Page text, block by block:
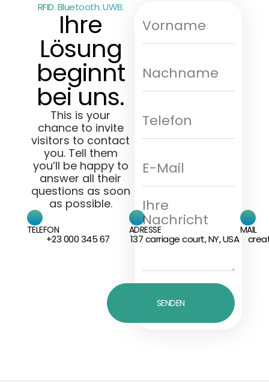
RFID. Bluetooth. UWB.
Ihre
Lösung
beginnt
bei uns.
This is your
chance to invite
visitors to contact
you. Tell them
you’ll be happy to
answer all their
questions as soon
as possible.
TELEFON
+23 000 345 67
ADRESSE
137 carriage court, NY, USA
MAIL
SENDEN